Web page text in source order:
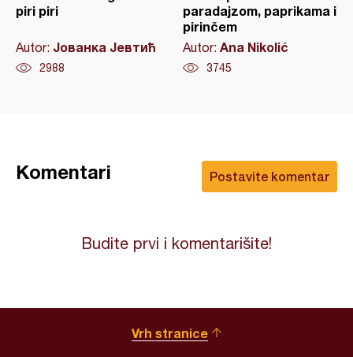
piri piri
Autor: Јованка Јевтић
2988
paradajzom, paprikama i
pirinčem
Autor: Ana Nikolić
3745
Postavite komentar
Komentari
Budite prvi i komentarišite!
Vrh stranice